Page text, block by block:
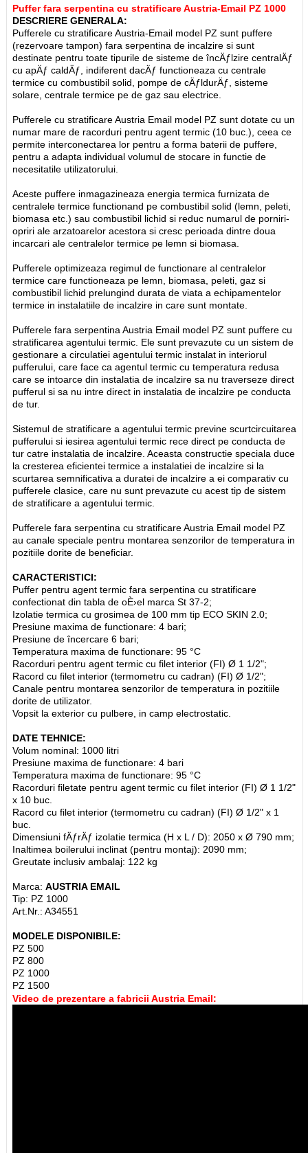
Puffer fara serpentina cu stratificare Austria-Email PZ 1000
DESCRIERE GENERALA:
Pufferele cu stratificare Austria-Email model PZ sunt puffere
(rezervoare tampon) fara serpentina de incalzire si sunt
destinate pentru toate tipurile de sisteme de încÄƒlzire centralÄƒ
cu apÄƒ caldÄƒ, indiferent dacÄƒ functioneaza cu centrale
termice cu combustibil solid, pompe de cÄƒldurÄƒ, sisteme
solare, centrale termice pe de gaz sau electrice.
Pufferele cu stratificare Austria Email model PZ sunt dotate cu un
numar mare de racorduri pentru agent termic (10 buc.), ceea ce
permite interconectarea lor pentru a forma baterii de puffere,
pentru a adapta individual volumul de stocare in functie de
necesitatile utilizatorului.
Aceste puffere inmagazineaza energia termica furnizata de
centralele termice functionand pe combustibil solid (lemn, peleti,
biomasa etc.) sau combustibil lichid si reduc numarul de porniri-
opriri ale arzatoarelor acestora si cresc perioada dintre doua
incarcari ale centralelor termice pe lemn si biomasa.
Pufferele optimizeaza regimul de functionare al centralelor
termice care functioneaza pe lemn, biomasa, peleti, gaz si
combustibil lichid prelungind durata de viata a echipamentelor
termice in instalatiile de incalzire in care sunt montate.
Pufferele fara serpentina Austria Email model PZ sunt puffere cu
stratificarea agentului termic. Ele sunt prevazute cu un sistem de
gestionare a circulatiei agentului termic instalat in interiorul
pufferului, care face ca agentul termic cu temperatura redusa
care se intoarce din instalatia de incalzire sa nu traverseze direct
pufferul si sa nu intre direct in instalatia de incalzire pe conducta
de tur.
Sistemul de stratificare a agentului termic previne scurtcircuitarea
pufferului si iesirea agentului termic rece direct pe conducta de
tur catre instalatia de incalzire. Aceasta constructie speciala duce
la cresterea eficientei termice a instalatiei de incalzire si la
scurtarea semnificativa a duratei de incalzire a ei comparativ cu
pufferele clasice, care nu sunt prevazute cu acest tip de sistem
de stratificare a agentului termic.
Pufferele fara serpentina cu stratificare Austria Email model PZ
au canale speciale pentru montarea senzorilor de temperatura in
pozitiile dorite de beneficiar.
CARACTERISTICI:
Puffer pentru agent termic fara serpentina cu stratificare
confectionat din tabla de oÈ›el marca St 37-2;
Izolatie termica cu grosimea de 100 mm tip ECO SKIN 2.0;
Presiune maxima de functionare: 4 bari;
Presiune de încercare 6 bari;
Temperatura maxima de functionare: 95 °C
Racorduri pentru agent termic cu filet interior (FI) Ø 1 1/2";
Racord cu filet interior (termometru cu cadran) (FI) Ø 1/2";
Canale pentru montarea senzorilor de temperatura in pozitiile
dorite de utilizator.
Vopsit la exterior cu pulbere, in camp electrostatic.
DATE TEHNICE:
Volum nominal: 1000 litri
Presiune maxima de functionare: 4 bari
Temperatura maxima de functionare: 95 °C
Racorduri filetate pentru agent termic cu filet interior (FI) Ø 1 1/2"
x 10 buc.
Racord cu filet interior (termometru cu cadran) (FI) Ø 1/2" x 1
buc.
Dimensiuni fÄƒrÄƒ izolatie termica (H x L / D): 2050 x Ø 790 mm;
Inaltimea boilerului inclinat (pentru montaj): 2090 mm;
Greutate inclusiv ambalaj: 122 kg
Marca:AUSTRIA EMAIL
Tip: PZ 1000
Art.Nr.: A34551
MODELE DISPONIBILE:
PZ 500
PZ 800
PZ 1000
PZ 1500
Video de prezentare a fabricii Austria Email: